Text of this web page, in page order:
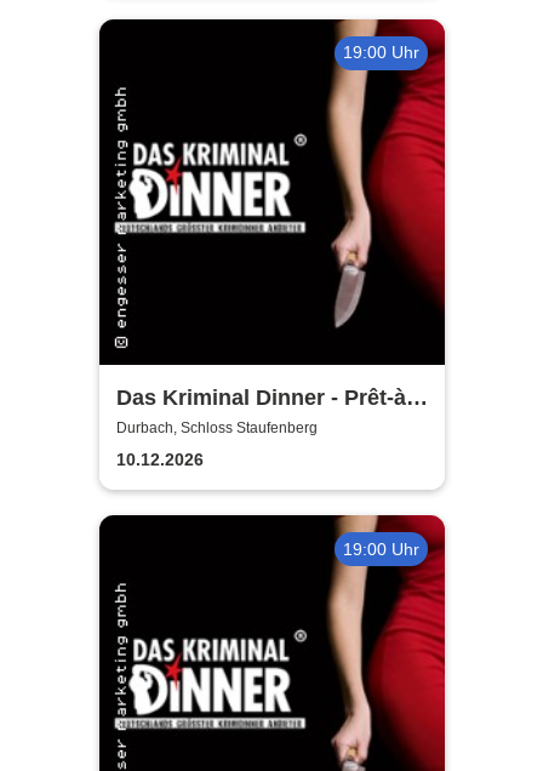
19:00 Uhr
Das Kriminal Dinner - Prêt-à-
morter - Der letzte Schrei
Durbach, Schloss Staufenberg
10.12.2026
19:00 Uhr